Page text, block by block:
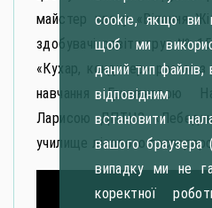
майстер класу «Вітання
здобувачі освіти груп №
«Кухар, кондитер» разом
навчання Гришановою
Ларисою ДПТНЗ
училище лісового
cookie, якщо ви
щоб ми
даний тип файлів,
встановити
вашого браузера
випадку ми не
коректної